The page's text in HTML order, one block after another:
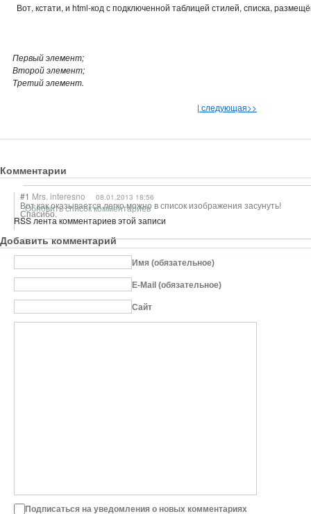
Вот, кстати, и html-код с подключенной таблицей стилей, списка,
Первый элемент;
Второй элемент;
Третий элемент.
| следующая>>
Комментарии
#1 Mrs. interesno 08.01.2013 18:56
Вот как оказывается легко можно в список изображения засунуть!
Спасибо.
Обновить список комментариев
RSS лента комментариев этой записи
Добавить комментарий
Имя (обязательное)
E-Mail (обязательное)
Сайт
Подписаться на уведомления о новых комментариях